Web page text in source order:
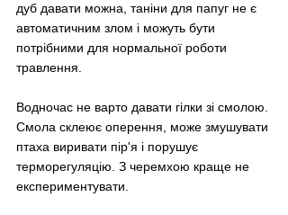
дуб давати можна, таніни для папуг не є
автоматичним злом і можуть бути
потрібними для нормальної роботи
травлення.
Водночас не варто давати гілки зі смолою.
Смола склеює оперення, може змушувати
птаха виривати пір'я і порушує
терморегуляцію. З черемхою краще не
експериментувати.